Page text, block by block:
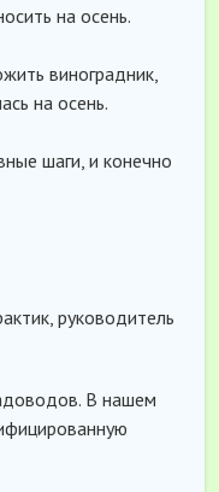
на осень.
виноградник,
на осень.
шаги, и конечно
руководитель
В нашем